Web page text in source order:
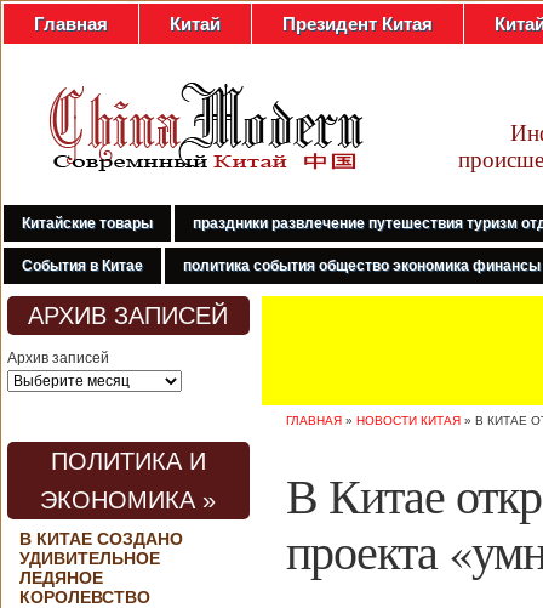
Главная Китай Президент Китая
Китайские товары праздники развлечение путешествия туризм
События в Китае политика события общество экономика финансы
АРХИВ ЗАПИСЕЙ
Архив записей
ПОЛИТИКА И
ЭКОНОМИКА »
В КИТАЕ СОЗДАНО
УДИВИТЕЛЬНОЕ
ЛЕДЯНОЕ
КОРОЛЕВСТВО
ГЛАВНАЯ » НОВОСТИ КИТАЯ » В КИТАЕ
В Китае
проекта